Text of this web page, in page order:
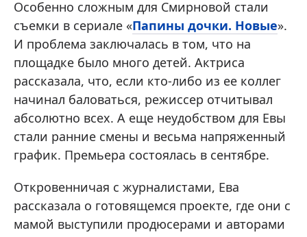
Особенно сложным для Смирновой стали
съемки в сериале «Папины дочки. Новые».
И проблема заключалась в том, что на
площадке было много детей. Актриса
рассказала, что, если кто-либо из ее коллег
начинал баловаться, режиссер отчитывал
абсолютно всех. А еще неудобством для Евы
стали ранние смены и весьма напряженный
график. Премьера состоялась в сентябре.
Откровенничая с журналистами, Ева
рассказала о готовящемся проекте, где они с
мамой выступили продюсерами и авторами